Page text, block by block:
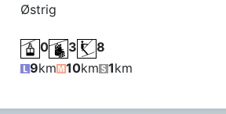
Østrig
0 3
8
9km 10km 1km